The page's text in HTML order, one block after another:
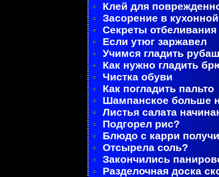
Клей для
Засорение в
Секреты отбеливания
Если утюг заржавел
Учимся гладить
Как нужно гладить
Чистка обуви
Как погладить пальто
Шампанское больше
Листья салата
Подгорел рис?
Блюдо с карри
Отсырела соль?
Закончились
Разделочная доска